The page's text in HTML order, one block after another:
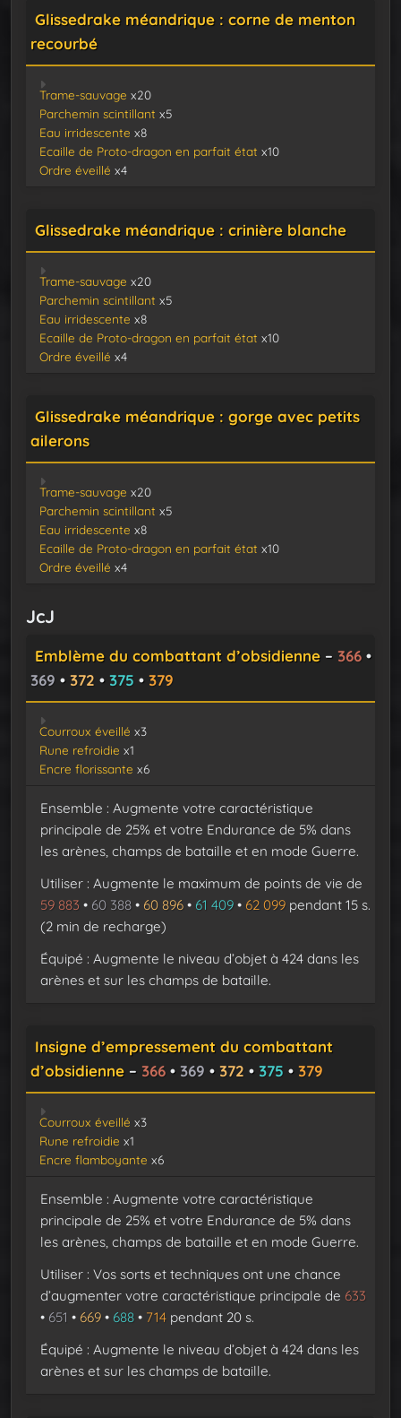
Glissedrake méandrique : corne de menton
recourbé
Trame-sauvage x20
Parchemin scintillant x5
Eau irridescente x8
Ecaille de Proto-dragon en parfait état x10
Ordre éveillé x4
Glissedrake méandrique : crinière blanche
Trame-sauvage x20
Parchemin scintillant x5
Eau irridescente x8
Ecaille de Proto-dragon en parfait état x10
Ordre éveillé x4
Glissedrake méandrique : gorge avec petits
ailerons
Trame-sauvage x20
Parchemin scintillant x5
Eau irridescente x8
Ecaille de Proto-dragon en parfait état x10
Ordre éveillé x4
JcJ
Emblème du combattant d’obsidienne – 366 •
369 • 372 • 375 • 379
Courroux éveillé x3
Rune refroidie x1
Encre florissante x6
Ensemble : Augmente votre caractéristique
principale de 25% et votre Endurance de 5% dans
les arènes, champs de bataille et en mode Guerre.
Utiliser : Augmente le maximum de points de vie de
59 883 • 60 388 • 60 896 • 61 409 • 62 099 pendant 15 s.
(2 min de recharge)
Équipé : Augmente le niveau d’objet à 424 dans les
arènes et sur les champs de bataille.
Insigne d’empressement du combattant
d’obsidienne – 366 • 369 • 372 • 375 • 379
Courroux éveillé x3
Rune refroidie x1
Encre flamboyante x6
Ensemble : Augmente votre caractéristique
principale de 25% et votre Endurance de 5% dans
les arènes, champs de bataille et en mode Guerre.
Utiliser : Vos sorts et techniques ont une chance
d’augmenter votre caractéristique principale de 633
• 651 • 669 • 688 • 714 pendant 20 s.
Équipé : Augmente le niveau d’objet à 424 dans les
arènes et sur les champs de bataille.